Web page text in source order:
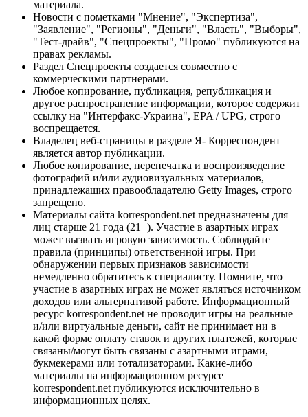
материала.
Новости с пометками "Мнение", "Экспертиза",
"Заявление", "Регионы", "Деньги", "Власть", "Выборы",
"Тест-драйв", "Спецпроекты", "Промо" публикуются на
правах рекламы.
Раздел Спецпроекты создается совместно с
коммерческими партнерами.
Любое копирование, публикация, републикация и
другое распространение информации, которое содержит
ссылку на "Интерфакс-Украина", EPA / UPG, строго
воспрещается.
Владелец веб-страницы в разделе Я- Корреспондент
является автор публикации.
Любое копирование, перепечатка и воспроизведение
фотографий и/или аудиовизуальных материалов,
принадлежащих правообладателю Getty Images, строго
запрещено.
Материалы сайта korrespondent.net предназначены для
лиц старше 21 года (21+). Участие в азартных играх
может вызвать игровую зависимость. Соблюдайте
правила (принципы) ответственной игры. При
обнаружении первых признаков зависимости
немедленно обратитесь к специалисту. Помните, что
участие в азартных играх не может являться источником
доходов или альтернативой работе. Информационный
ресурс korrespondent.net не проводит игры на реальные
и/или виртуальные деньги, сайт не принимает ни в
какой форме оплату ставок и других платежей, которые
связаны/могут быть связаны с азартными играми,
букмекерами или тотализаторами. Какие-либо
материалы на информационном ресурсе
korrespondent.net публикуются исключительно в
информационных целях.